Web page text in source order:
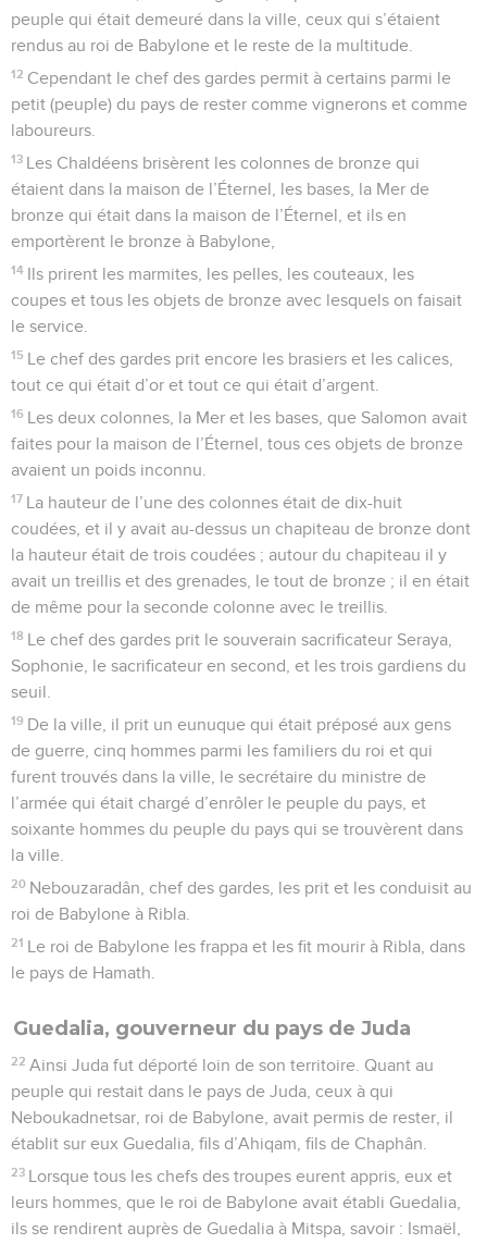
peuple qui était demeuré dans la ville, ceux qui s’étaient
rendus au roi de Babylone et le reste de la multitude.
12 Cependant le chef des gardes permit à certains parmi le
petit (peuple) du pays de rester comme vignerons et comme
laboureurs.
13 Les Chaldéens brisèrent les colonnes de bronze qui
étaient dans la maison de l’Éternel, les bases, la Mer de
bronze qui était dans la maison de l’Éternel, et ils en
emportèrent le bronze à Babylone,
14 Ils prirent les marmites, les pelles, les couteaux, les
coupes et tous les objets de bronze avec lesquels on faisait
le service.
15 Le chef des gardes prit encore les brasiers et les calices,
tout ce qui était d’or et tout ce qui était d’argent.
16 Les deux colonnes, la Mer et les bases, que Salomon avait
faites pour la maison de l’Éternel, tous ces objets de bronze
avaient un poids inconnu.
17 La hauteur de l’une des colonnes était de dix-huit
coudées, et il y avait au-dessus un chapiteau de bronze dont
la hauteur était de trois coudées ; autour du chapiteau il y
avait un treillis et des grenades, le tout de bronze ; il en était
de même pour la seconde colonne avec le treillis.
18 Le chef des gardes prit le souverain sacrificateur Seraya,
Sophonie, le sacrificateur en second, et les trois gardiens du
seuil.
19 De la ville, il prit un eunuque qui était préposé aux gens
de guerre, cinq hommes parmi les familiers du roi et qui
furent trouvés dans la ville, le secrétaire du ministre de
l’armée qui était chargé d’enrôler le peuple du pays, et
soixante hommes du peuple du pays qui se trouvèrent dans
la ville.
20 Nebouzaradân, chef des gardes, les prit et les conduisit au
roi de Babylone à Ribla.
21 Le roi de Babylone les frappa et les fit mourir à Ribla, dans
le pays de Hamath.
Guedalia, gouverneur du pays de Juda
22 Ainsi Juda fut déporté loin de son territoire. Quant au
peuple qui restait dans le pays de Juda, ceux à qui
Neboukadnetsar, roi de Babylone, avait permis de rester, il
établit sur eux Guedalia, fils d’Ahiqam, fils de Chaphân.
23 Lorsque tous les chefs des troupes eurent appris, eux et
leurs hommes, que le roi de Babylone avait établi Guedalia,
ils se rendirent auprès de Guedalia à Mitspa, savoir : Ismaël,